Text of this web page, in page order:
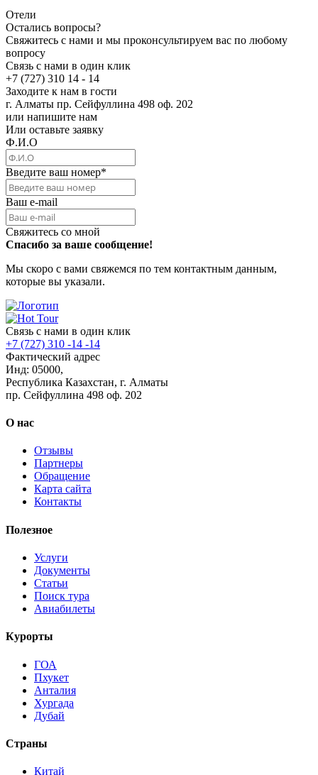
Отели
Остались вопросы?
Свяжитесь с нами и мы проконсультируем вас по любому
вопросу
Связь с нами в один клик
+7 (727) 310 14 - 14
Заходите к нам в гости
г. Алматы пр. Сейфуллина 498 оф. 202
или напишите нам
Или оставьте заявку
Ф.И.О
Введите ваш номер*
Ваш e-mail
Свяжитесь со мной
Спасибо за ваше сообщение!
Мы скоро с вами свяжемся по тем контактным данным,
которые вы указали.
Связь с нами в один клик
+7 (727) 310 -14 -14
Фактический адрес
Инд: 05000,
Республика Казахстан, г. Алматы
пр. Сейфуллина 498 оф. 202
О нас
Отзывы
Партнеры
Обращение
Карта сайта
Контакты
Полезное
Услуги
Документы
Статьи
Поиск тура
Авиабилеты
Курорты
ГОА
Пхукет
Анталия
Хургада
Дубай
Страны
Китай